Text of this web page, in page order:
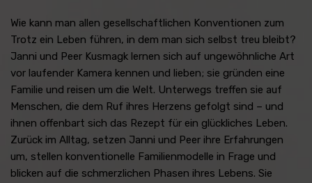
Wie kann man allen gesellschaftlichen Konventionen zum
Trotz ein Leben führen, in dem man sich selbst treu bleibt?
Janni und Peer Kusmagk lernen sich auf ungewöhnliche Art
vor laufender Kamera kennen und lieben; sie gründen eine
Familie und reisen um die Welt. Unterwegs treffen sie auf
Menschen, die dem Ruf ihres Herzens gefolgt sind – und
ihnen offenbart sich das Rezept für ein glückliches Leben.
Zurück im Alltag, setzen Janni und Peer ihre Erfahrungen
um, stellen konventionelle Familienmodelle in Frage und
blicken auf die schmerzlichen Phasen ihres Lebens. Sie